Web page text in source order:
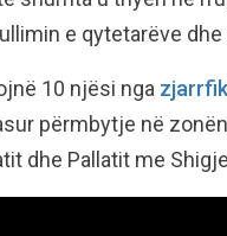
e qytetarëve
10 njësi nga
përmbytje në
dhe Pallatit me